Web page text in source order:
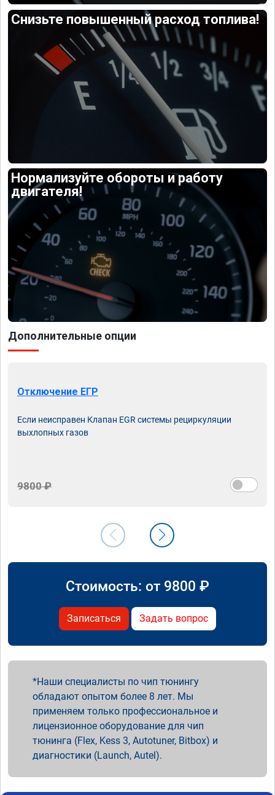
Снизьте повышенный расход топлива!
Нормализуйте обороты и работу
двигателя!
Дополнительные опции
Отключение ЕГР
Если неисправен Клапан EGR системы рециркуляции
выхлопных газов
9800 ₽
Стоимость: от 9800 ₽
Записаться Задать вопрос
Наши специалисты по чип тюнингу
обладают опытом более 8 лет. Мы
применяем только профессиональное и
лицензионное оборудование для чип
тюнинга (Flex, Kess 3, Autotuner, Bitbox) и
диагностики (Launch, Autel).